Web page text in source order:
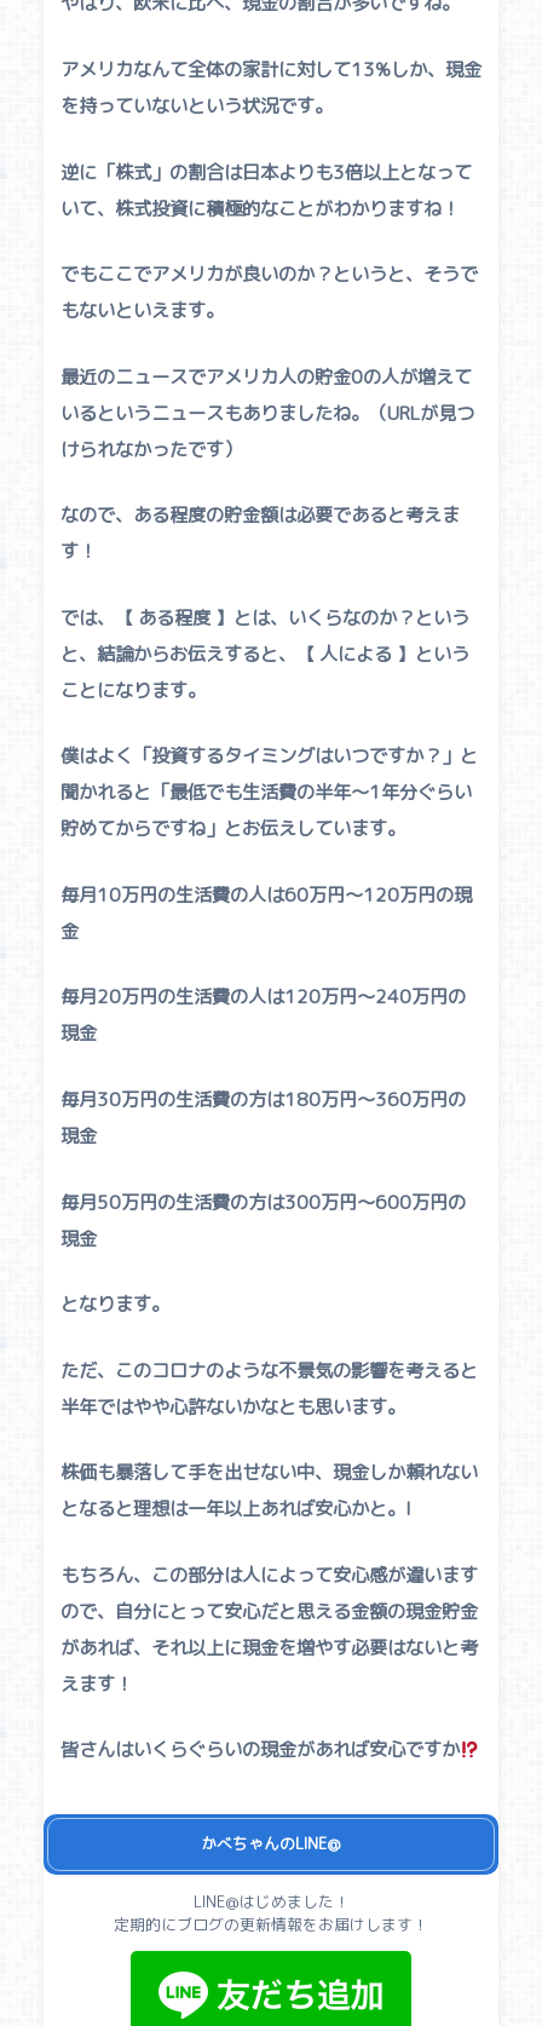
アメリカなんて全体の家計に対して13%しか、現金
を持っていないという状況です。
逆に「株式」の割合は日本よりも3倍以上となって
いて、株式投資に積極的なことがわかりますね！
でもここでアメリカが良いのか？というと、そうで
もないといえます。
最近のニュースでアメリカ人の貯金0の人が増えて
いるというニュースもありましたね。（URLが見つ
けられなかったです）
なので、ある程度の貯金額は必要であると考えま
す！
では、【 ある程度 】とは、いくらなのか？という
と、結論からお伝えすると、【 人による 】という
ことになります。
僕はよく「投資するタイミングはいつですか？」と
聞かれると「最低でも生活費の半年〜1年分ぐらい
貯めてからですね」とお伝えしています。
毎月10万円の生活費の人は60万円〜120万円の現
金
毎月20万円の生活費の人は120万円〜240万円の
現金
毎月30万円の生活費の方は180万円〜360万円の
現金
毎月50万円の生活費の方は300万円〜600万円の
現金
となります。
ただ、このコロナのような不景気の影響を考えると
半年ではやや心許ないかなとも思います。
株価も暴落して手を出せない中、現金しか頼れない
となると理想は一年以上あれば安心かと。l
もちろん、この部分は人によって安心感が違います
ので、自分にとって安心だと思える金額の現金貯金
があれば、それ以上に現金を増やす必要はないと考
えます！
皆さんはいくらぐらいの現金があれば安心ですか
かべちゃんのLINE@
LINE@はじめました！
定期的にブログの更新情報をお届けします！